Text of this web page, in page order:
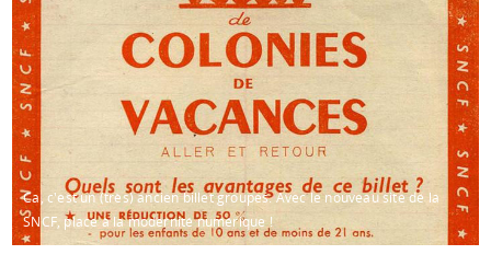
Infos pratiques
Espace anims
Ca, c'est un (très) ancien billet groupes. Avec le nouveau site de la
SNCF, place à la modernité numérique !